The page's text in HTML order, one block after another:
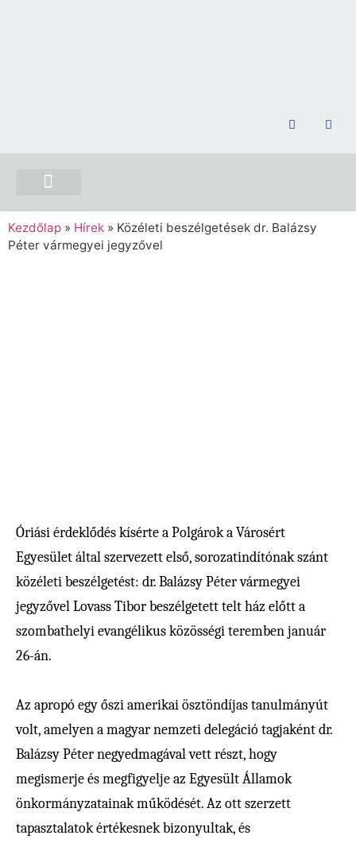
Kezdőlap » Hírek » Közéleti beszélgetések dr. Balázsy
Péter vármegyei jegyzővel
Óriási érdeklődés kísérte a Polgárok a Városért
Egyesület által szervezett első, sorozatindítónak szánt
közéleti beszélgetést: dr. Balázsy Péter vármegyei
jegyzővel Lovass Tibor beszélgetett telt ház előtt a
szombathelyi evangélikus közösségi teremben január
26-án.
Az apropó egy őszi amerikai ösztöndíjas tanulmányút
volt, amelyen a magyar nemzeti delegáció tagjaként dr.
Balázsy Péter negyedmagával vett részt, hogy
megismerje és megfigyelje az Egyesült Államok
önkormányzatainak működését. Az ott szerzett
tapasztalatok értékesnek bizonyultak, és